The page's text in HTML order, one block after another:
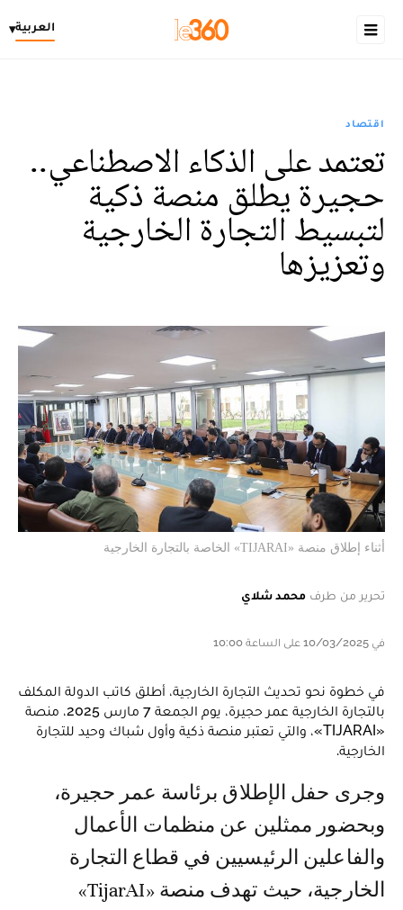
العربية▾
اقتصاد
تعتمد على الذكاء الاصطناعي..
حجيرة يطلق منصة ذكية
لتبسيط التجارة الخارجية
وتعزيزها
أثناء إطلاق منصة «TIJARAI» الخاصة بالتجارة الخارجية
تحرير من طرف محمد شلاي
في 10/03/2025 على الساعة 10:00
في خطوة نحو تحديث التجارة الخارجية، أطلق كاتب الدولة المكلف
بالتجارة الخارجية عمر حجيرة، يوم الجمعة 7 مارس 2025، منصة
«TIJARAI»، والتي تعتبر منصة ذكية وأول شباك وحيد للتجارة
الخارجية.
وجرى حفل الإطلاق برئاسة عمر حجيرة،
وبحضور ممثلين عن منظمات الأعمال
والفاعلين الرئيسيين في قطاع التجارة
الخارجية، حيث تهدف منصة «TijarAI»